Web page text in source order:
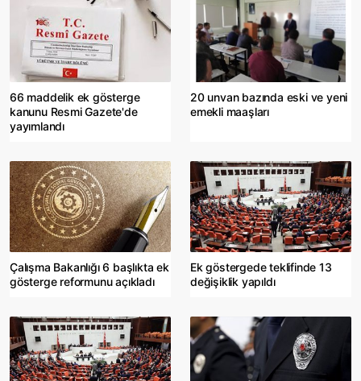
66 maddelik ek gösterge
kanunu Resmi Gazete'de
yayımlandı
20 unvan bazında eski ve yeni
emekli maaşları
Çalışma Bakanlığı 6 başlıkta ek
gösterge reformunu açıkladı
Ek göstergede teklifinde 13
değişiklik yapıldı